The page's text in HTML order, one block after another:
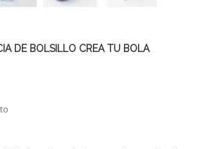
DE BOLSILLO CREA TU BOLA